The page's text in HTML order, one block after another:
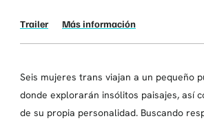
Trailer Más información
Seis mujeres trans viajan a un pequeño
donde explorarán insólitos paisajes, así
de su propia personalidad. Buscando